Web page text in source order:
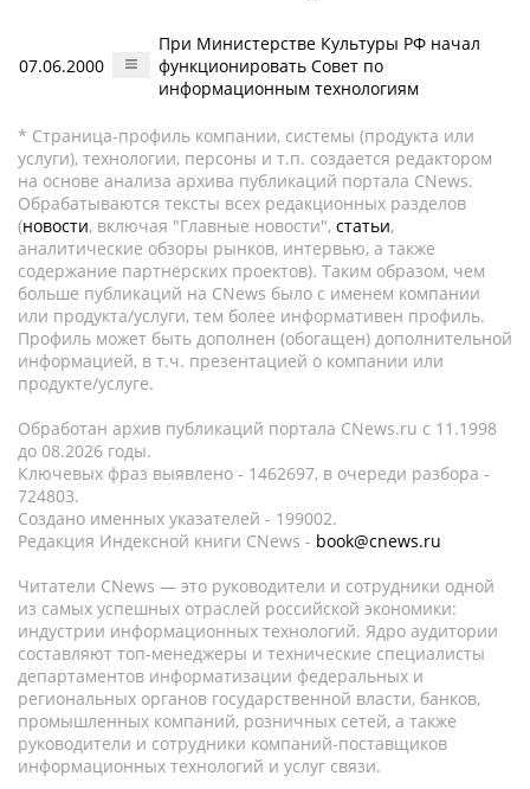
07.06.2000
При Министерстве Культуры РФ начал
функционировать Совет по
информационным технологиям
* Страница-профиль компании, системы (продукта или
услуги), технологии, персоны и т.п. создается редактором
на основе анализа архива публикаций портала CNews.
Обрабатываются тексты всех редакционных разделов
(новости, включая "Главные новости", статьи,
аналитические обзоры рынков, интервью, а также
содержание партнёрских проектов). Таким образом, чем
больше публикаций на CNews было с именем компании
или продукта/услуги, тем более информативен профиль.
Профиль может быть дополнен (обогащен) дополнительной
информацией, в т.ч. презентацией о компании или
продукте/услуге.
Обработан архив публикаций портала CNews.ru c 11.1998
до 08.2026 годы.
Ключевых фраз выявлено - 1462697, в очереди разбора -
724803.
Создано именных указателей - 199002.
Редакция Индексной книги CNews - book@cnews.ru
Читатели CNews — это руководители и сотрудники одной
из самых успешных отраслей российской экономики:
индустрии информационных технологий. Ядро аудитории
составляют топ-менеджеры и технические специалисты
департаментов информатизации федеральных и
региональных органов государственной власти, банков,
промышленных компаний, розничных сетей, а также
руководители и сотрудники компаний-поставщиков
информационных технологий и услуг связи.